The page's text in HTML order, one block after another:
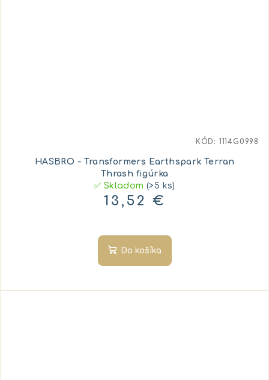
HASBRO - Transformers Earthspark Terran
Thrash figúrka
✅ Skladom(>5 ks)
13,52 €
Do košíka
KÓD: 1114G0998